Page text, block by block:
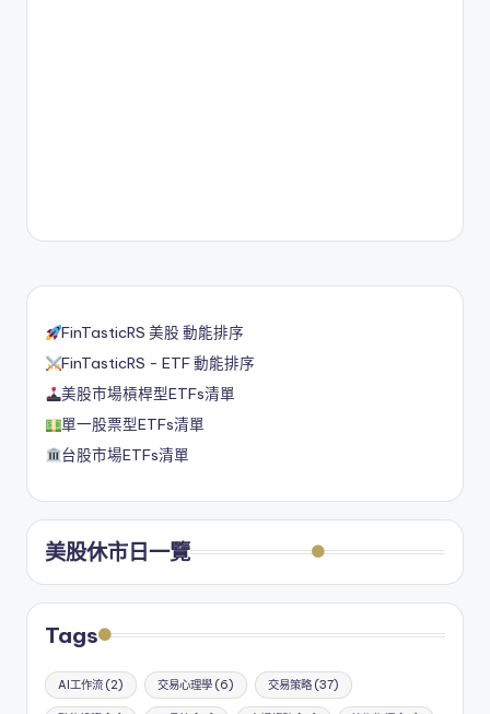
FinTasticRS 美股 動能排序
FinTasticRS - ETF 動能排序
美股市場槓桿型ETFs清單
單一股票型ETFs清單
台股市場ETFs清單
美股休市日一覽
Tags
AI工作流 (2) 交易心理學(6) 交易策略(37)